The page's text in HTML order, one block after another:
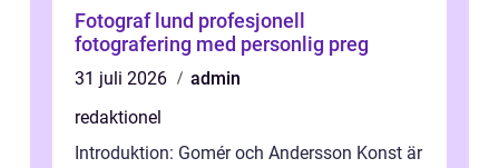
Fotograf lund profesjonell
fotografering med personlig preg
31 juli 2026
admin
redaktionel
Introduktion: Gomér och Andersson Konst är